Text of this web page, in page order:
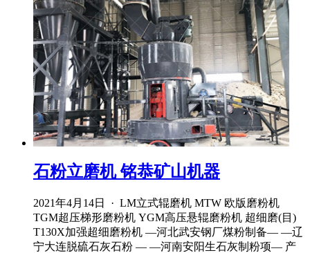
石粉立磨机 铭恭矿山机器
2021年4月14日 · LM立式辊磨机 MTW 欧版磨粉机
TGM超压梯形磨粉机 YGM高压悬辊磨粉机 超细磨(目)
T130X加强超细磨粉机 —河北武安钢厂煤粉制备— —辽
宁大连脱硫石灰石粉 — —河南安阳生石灰制粉项— 产